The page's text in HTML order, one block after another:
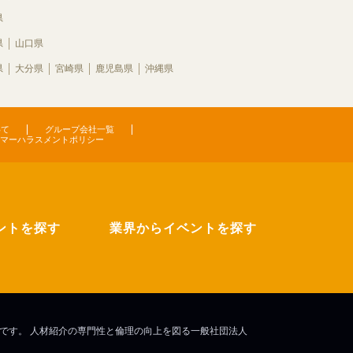
山口県
大分県 宮崎県 鹿児島県 沖縄県
グループ会社一覧
ーハラスメントポリシー
トを探す 業界からイベントを探す